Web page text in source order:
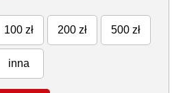
100 zł 200 zł 500 zł
inna